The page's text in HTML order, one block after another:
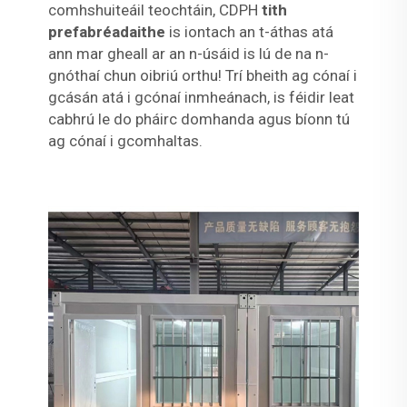
comhshuiteáil teochtáin, CDPH tith
prefabréadaithe is iontach an t-áthas atá
ann mar gheall ar an n-úsáid is lú de na n-
gnóthaí chun oibriú orthu! Trí bheith ag cónaí i
gcásán atá i gcónaí inmheánach, is féidir leat
cabhrú le do pháirc domhanda agus bíonn tú
ag cónaí i gcomhaltas.